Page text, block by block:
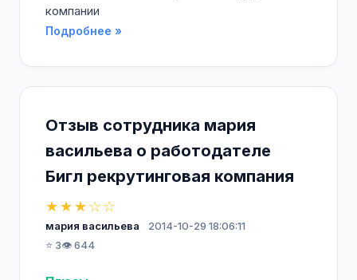
компании
Подробнее »
Отзыв сотрудника мария
васильева о работодателе
Бигл рекрутинговая компания
★★★☆☆
мария васильева
2014-10-29 18:06:11
⭐ 3👁️ 644